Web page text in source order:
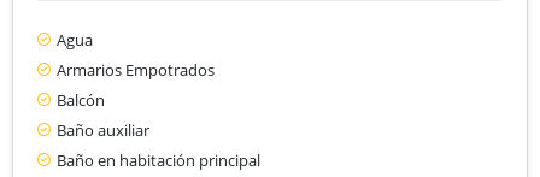
Agua
Armarios Empotrados
Balcón
Baño auxiliar
Baño en habitación principal